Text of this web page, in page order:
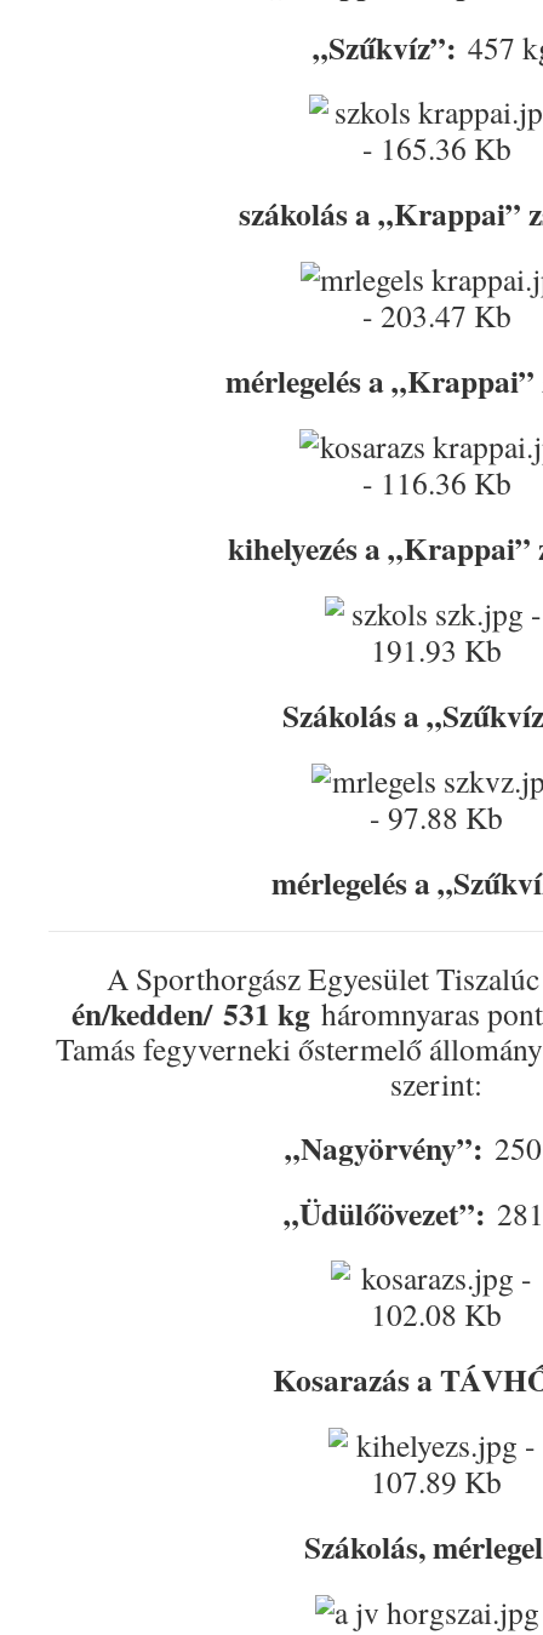
„Szűkvíz”: 457
szákolás a „Krappai”
mérlegelés a
kihelyezés a „Krappai”
Szákolás a
mérlegelés a
A Sporthorgász Egyesület
én/kedden/ 531 kgháromnyaras
Tamás fegyverneki őstermelő
szerint:
„Nagyörvény”:
„Üdülőövezet”:
Kosarazás a
Szákolás,